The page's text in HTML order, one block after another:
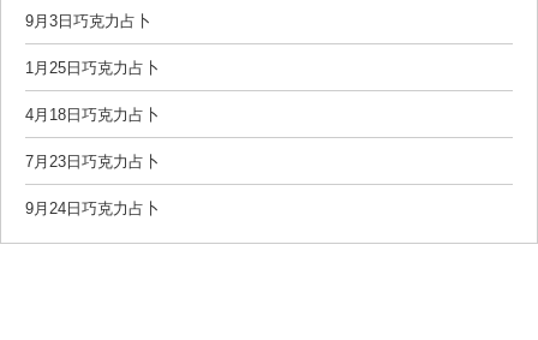
9月3日巧克力占卜
1月25日巧克力占卜
4月18日巧克力占卜
7月23日巧克力占卜
9月24日巧克力占卜